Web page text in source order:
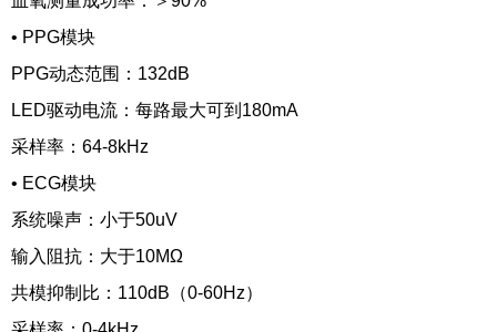
• PPG模块
PPG动态范围：132dB
LED驱动电流：每路最大可到180mA
采样率：64-8kHz
• ECG模块
系统噪声：小于50uV
输入阻抗：大于10MΩ
共模抑制比：110dB（0-60Hz）